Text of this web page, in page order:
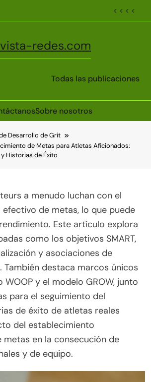
< < < <
redes.com
Todas las publicaciones
Sobre nosotros
Desarrollo de Grit
de Metas para Atletas Aficionados:
Historias de Éxito
a menudo luchan con el
de metas, lo que puede
Este artículo explora
como los objetivos SMART,
y asociaciones de
También destaca marcos únicos
y el modelo GROW, junto
para el seguimiento del
de éxito de atletas reales
del establecimiento
en la consecución de
y de equipo.